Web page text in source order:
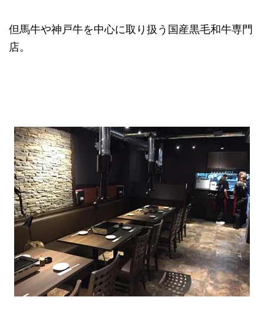
但馬牛や神戸牛を中心に取り扱う国産黒毛和牛専門
店。